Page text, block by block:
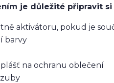
je důležité připravit
aktivátoru, pokud je
barvy
na ochranu oblečení